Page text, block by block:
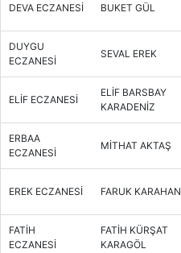
DEVA ECZANESİ BUKET GÜL
DUYGU
ECZANESİ
SEVAL EREK
ELİF ECZANESİ
ELİF BARSBAY
KARADENİZ
ERBAA
ECZANESİ
MİTHAT AKTAŞ
EREK ECZANESİ FARUK KARAHAN
FATİH
ECZANESİ
FATİH KÜRŞAT
KARAGÖL